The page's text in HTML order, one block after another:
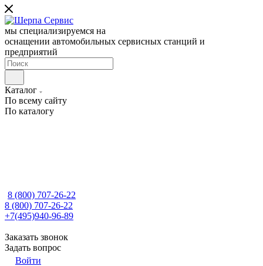
мы специализируемся на
оснащении автомобильных сервисных станций и
предприятий
Каталог
По всему сайту
По каталогу
8 (800) 707-26-22
8 (800) 707-26-22
+7(495)940-96-89
Заказать звонок
Задать вопрос
Войти